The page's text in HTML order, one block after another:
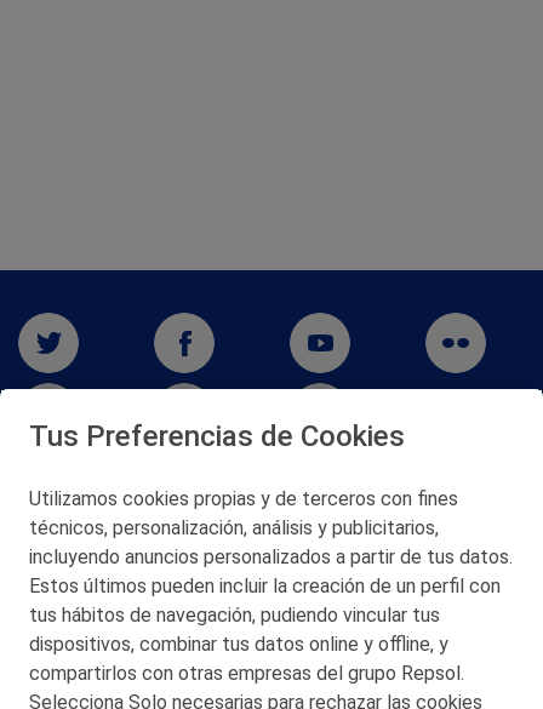
San Martín 5-Edificio Muñatones,
48550 Muskiz (Bizkaia)
Telf. 946 357 000
© 2026 Petronor S.A.
Tus Preferencias de Cookies
Utilizamos cookies propias y de terceros con fines
técnicos, personalización, análisis y publicitarios,
incluyendo anuncios personalizados a partir de tus datos.
Estos últimos pueden incluir la creación de un perfil con
tus hábitos de navegación, pudiendo vincular tus
dispositivos, combinar tus datos online y offline, y
compartirlos con otras empresas del grupo Repsol.
Selecciona Solo necesarias para rechazar las cookies